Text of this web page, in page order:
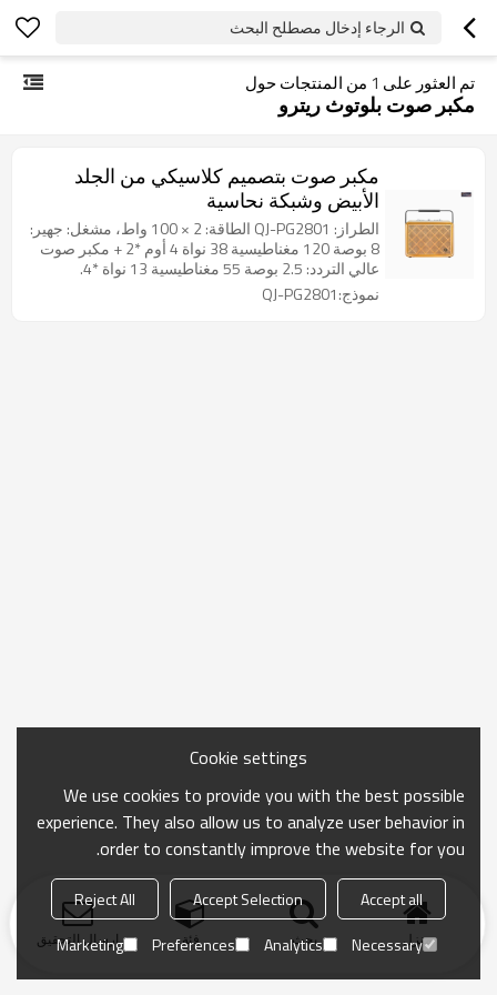
الرجاء إدخال مصطلح البحث
تم العثور على 1 من المنتجات حول
مكبر صوت بلوتوث ريترو
مكبر صوت بتصميم كلاسيكي من الجلد
الأبيض وشبكة نحاسية
الطراز: QJ-PG2801 الطاقة: 2 × 100 واط، مشغل: جهير:
8 بوصة 120 مغناطيسية 38 نواة 4 أوم *2 + مكبر صوت
عالي التردد: 2.5 بوصة 55 مغناطيسية 13 نواة *4.
نموذج:QJ-PG2801
منزل بحث فئة ارسال التحقيق
Cookie settings
We use cookies to provide you with the best possible
experience. They also allow us to analyze user behavior in
order to constantly improve the website for you.
Accept all
Accept Selection
Reject All
Necessary
Analytics
Preferences
Marketing